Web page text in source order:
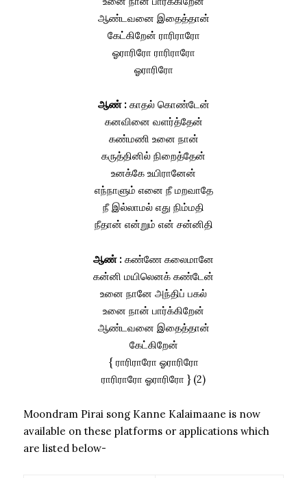
ஆண்டவனை இதைத்தான்
கேட்கிறேன் ராரிராரோ
ஓராரிரோ ராரிராரோ
ஓராரிரோ
ஆண் :காதல் கொண்டேன்
கனவினை வளர்த்தேன்
கண்மணி உனை நான்
கருத்தினில் நிறைத்தேன்
உனக்கே உயிரானேன்
எந்நாளும் எனை நீ மறவாதே
நீ இல்லாமல் எது நிம்மதி
நீதான் என்றும் என் சன்னிதி
ஆண் : கண்ணே கலைமானே
கன்னி மயிலெனக் கண்டேன்
உனை நானே அந்திப் பகல்
உனை நான் பார்க்கிறேன்
ஆண்டவனை இதைத்தான்
கேட்கிறேன்
{ ராரிராரோ ஓராரிரோ
ராரிராரோ ஓராரிரோ } (2)
Moondram Pirai song Kanne Kalaimaane is now
available on these platforms or applications which
are listed below-